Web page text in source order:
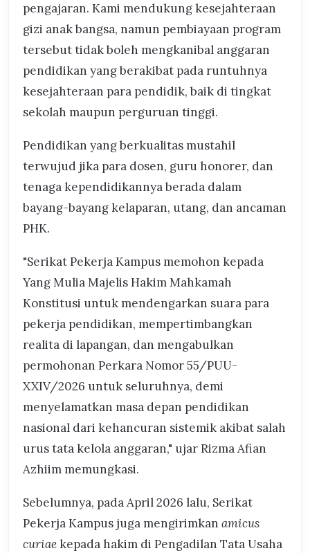
pengajaran. Kami mendukung kesejahteraan
gizi anak bangsa, namun pembiayaan program
tersebut tidak boleh mengkanibal anggaran
pendidikan yang berakibat pada runtuhnya
kesejahteraan para pendidik, baik di tingkat
sekolah maupun perguruan tinggi.
Pendidikan yang berkualitas mustahil
terwujud jika para dosen, guru honorer, dan
tenaga kependidikannya berada dalam
bayang-bayang kelaparan, utang, dan ancaman
PHK.
"Serikat Pekerja Kampus memohon kepada
Yang Mulia Majelis Hakim Mahkamah
Konstitusi untuk mendengarkan suara para
pekerja pendidikan, mempertimbangkan
realita di lapangan, dan mengabulkan
permohonan Perkara Nomor 55/PUU-
XXIV/2026 untuk seluruhnya, demi
menyelamatkan masa depan pendidikan
nasional dari kehancuran sistemik akibat salah
urus tata kelola anggaran," ujar Rizma Afian
Azhiim memungkasi.
Sebelumnya, pada April 2026 lalu, Serikat
Pekerja Kampus juga mengirimkan amicus
curiaekepada hakim di Pengadilan Tata Usaha